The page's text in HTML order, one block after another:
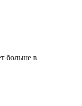
больше в